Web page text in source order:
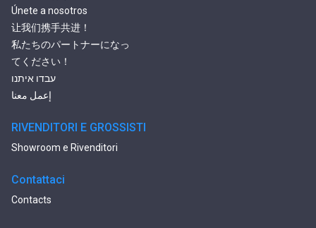
Únete a nosotros
让我们携手共进！
私たちのパートナーになっ
てください！
עבדו איתנו
إعمل معنا
RIVENDITORI E GROSSISTI
Showroom e Rivenditori
Contattaci
Contacts